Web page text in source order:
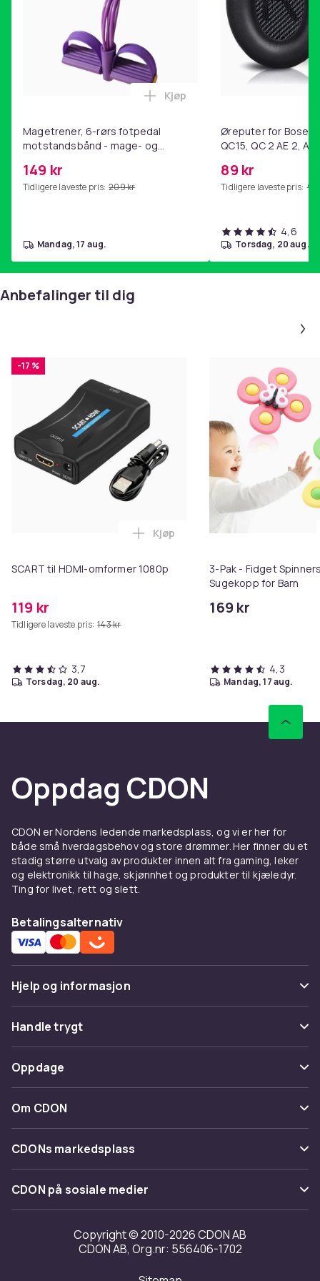
Magetrener, 6-rørs fotpedal
motstandsbånd - mage- og
hjemmegymnastikk Purple
149 kr
Tidligere laveste pris: 209 kr
Legg Magetrener, 6-rørs
Kjøp
mandag, 17 aug.
Øreputer for Bose
QC15, QC 2 AE 2, AE
89 kr
Tidligere laveste pris: 99
4,6
torsdag, 20 aug.
Anbefalinger til dig
-17 %
SCART til HDMI-omformer 1080p
119 kr
Tidligere laveste pris: 143 kr
Legg SCART til HDMI-omformer
Kjøp
3,7
torsdag, 20 aug.
3-Pak - Fidget
Sugekopp for Barn
169 kr
4,3
mandag, 17 aug.
Oppdag CDON
CDON er Nordens ledende markedsplass, og vi er her for
både små hverdagsbehov og store drømmer. Her finner du et
stadig større utvalg av produkter innen alt fra gaming, leker
og elektronikk til hage, skjønnhet og produkter til kjæledyr.
Ting for livet, rett og slett.
Betalingsalternativ
Hjelp og informasjon
Vanlige spørsmål
Spor pakke
Angre & returner her
Kontakt oss
Handle trygt
Betaling
Levering
Tilbakekallinger
Oppdage
Kategorier
Varemerker
Om CDON
Om oss
Kundeanmeldelser
Jobbe på CDON
Investor relations
Tilgjengelighet
CDONs markedsplass
Merchant Help Center
CDON på sosiale medier
Copyright © 2010-2026 CDON AB
CDON AB, Org.nr: 556406-1702